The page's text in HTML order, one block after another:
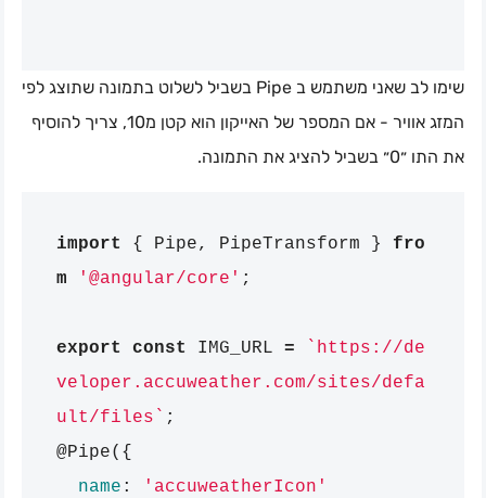
שימו לב שאני משתמש ב Pipe בשביל לשלוט בתמונה שתוצג לפי
המזג אוויר - אם המספר של האייקון הוא קטן מ10, צריך להוסיף
את התו ״0״ בשביל להציג את התמונה.
import { Pipe, PipeTransform }
fro
m
'@angular/core' ;
export const IMG_URL =
`https://de
veloper.accuweather.com/sites/defa
ult/files` ;
@Pipe({
name :
'accuweatherIcon'